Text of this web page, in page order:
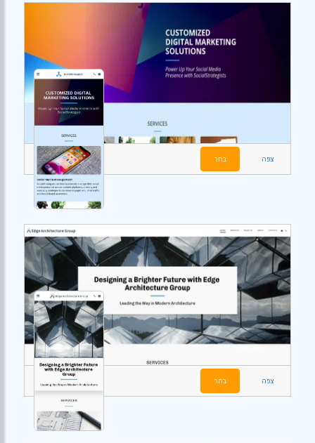
צפה בחר
צפה בחר